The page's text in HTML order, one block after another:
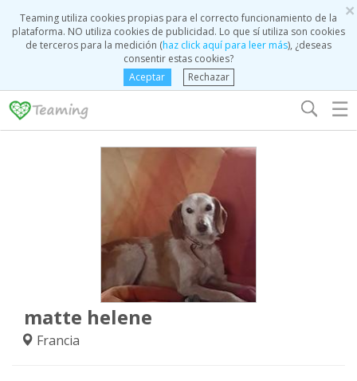
×
Teaming utiliza cookies propias para el correcto funcionamiento de la
plataforma. NO utiliza cookies de publicidad. Lo que sí utiliza son cookies
de terceros para la medición (haz click aquí para leer más), ¿deseas
consentir estas cookies?
Aceptar
Rechazar
☰
matte helene
Francia